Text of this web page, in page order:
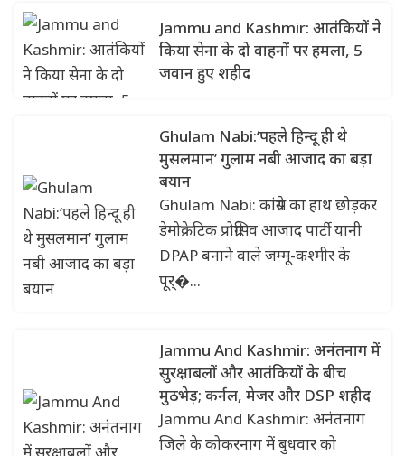
Jammu and Kashmir: आतंकियों ने
किया सेना के दो वाहनों पर हमला, 5
जवान हुए शहीद
Ghulam Nabi:‘पहले हिन्दू ही थे
मुसलमान’ गुलाम नबी आजाद का बड़ा
बयान
Ghulam Nabi: कांग्रेस का हाथ छोड़कर
डेमोक्रेटिक प्रोग्रेसिव आजाद पार्टी यानी
DPAP बनाने वाले जम्मू-कश्मीर के
पूर्�...
Jammu And Kashmir: अनंतनाग में
सुरक्षाबलों और आतंकियों के बीच
मुठभेड़; कर्नल, मेजर और DSP शहीद
Jammu And Kashmir: अनंतनाग
जिले के कोकरनाग में बुधवार को